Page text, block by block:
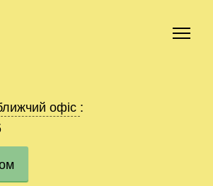
офіс :